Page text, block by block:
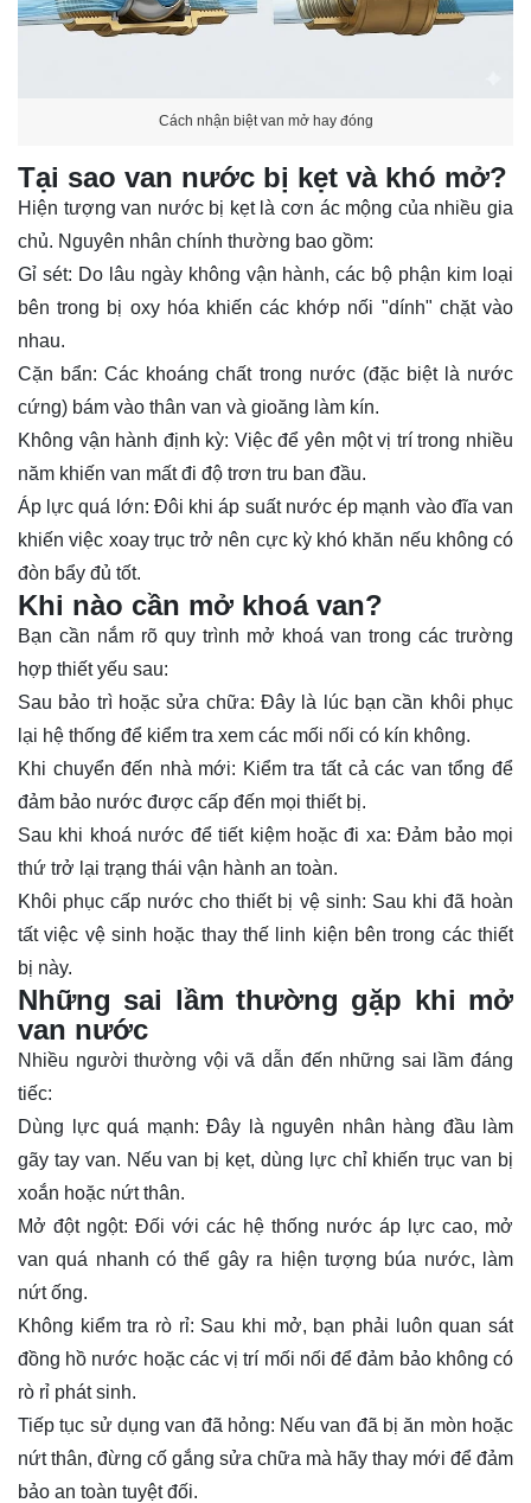
Cách nhận biệt van mở hay đóng
Tại sao van nước bị kẹt và khó mở?
Hiện tượng van nước bị kẹt là cơn ác mộng của nhiều gia
chủ. Nguyên nhân chính thường bao gồm:
Gỉ sét: Do lâu ngày không vận hành, các bộ phận kim loại
bên trong bị oxy hóa khiến các khớp nối "dính" chặt vào
nhau.
Cặn bẩn: Các khoáng chất trong nước (đặc biệt là nước
cứng) bám vào thân van và gioăng làm kín.
Không vận hành định kỳ: Việc để yên một vị trí trong nhiều
năm khiến van mất đi độ trơn tru ban đầu.
Áp lực quá lớn: Đôi khi áp suất nước ép mạnh vào đĩa van
khiến việc xoay trục trở nên cực kỳ khó khăn nếu không có
đòn bẩy đủ tốt.
Khi nào cần mở khoá van?
Bạn cần nắm rõ quy trình mở khoá van trong các trường
hợp thiết yếu sau:
Sau bảo trì hoặc sửa chữa: Đây là lúc bạn cần khôi phục
lại hệ thống để kiểm tra xem các mối nối có kín không.
Khi chuyển đến nhà mới: Kiểm tra tất cả các van tổng để
đảm bảo nước được cấp đến mọi thiết bị.
Sau khi khoá nước để tiết kiệm hoặc đi xa: Đảm bảo mọi
thứ trở lại trạng thái vận hành an toàn.
Khôi phục cấp nước cho thiết bị vệ sinh: Sau khi đã hoàn
tất việc vệ sinh hoặc thay thế linh kiện bên trong các thiết
bị này.
Những sai lầm thường gặp khi mở
van nước
Nhiều người thường vội vã dẫn đến những sai lầm đáng
tiếc:
Dùng lực quá mạnh: Đây là nguyên nhân hàng đầu làm
gãy tay van. Nếu van bị kẹt, dùng lực chỉ khiến trục van bị
xoắn hoặc nứt thân.
Mở đột ngột: Đối với các hệ thống nước áp lực cao, mở
van quá nhanh có thể gây ra hiện tượng búa nước, làm
nứt ống.
Không kiểm tra rò rỉ: Sau khi mở, bạn phải luôn quan sát
đồng hồ nước hoặc các vị trí mối nối để đảm bảo không có
rò rỉ phát sinh.
Tiếp tục sử dụng van đã hỏng: Nếu van đã bị ăn mòn hoặc
nứt thân, đừng cố gắng sửa chữa mà hãy thay mới để đảm
bảo an toàn tuyệt đối.